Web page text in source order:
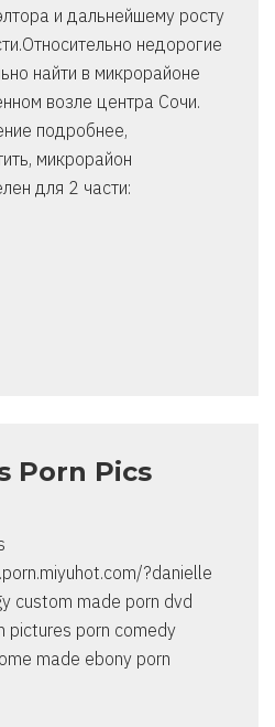
и дальнейшему росту
недорогие
найти в микрорайоне
возле центра Сочи.
подробнее,
микрорайон
для 2 части:
Porn Pics
?danielle
custom made porn dvd
pictures porn comedy
made ebony porn